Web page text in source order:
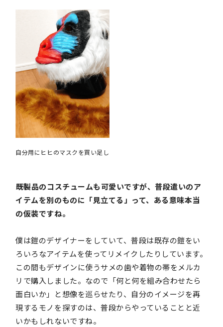
自分用にヒヒのマスクを買い足し
――既製品のコスチュームも可愛いですが、普段遣いのア
イテムを別のものに「見立てる」って、ある意味本当
の仮装ですね。
僕は鎧のデザイナーをしていて、普段は既存の鎧をい
ろいろなアイテムを使ってリメイクしたりしています。
この間もデザインに使うサメの歯や着物の帯をメルカ
リで購入しました。なので「何と何を組み合わせたら
面白いか」と想像を巡らせたり、自分のイメージを再
現するモノを探すのは、普段からやっていることと近
いかもしれないですね。